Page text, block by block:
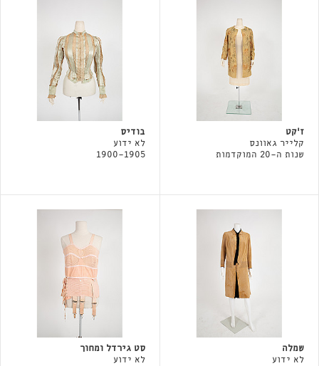
ז'קט
קלייר גאוונס
שנות ה-20 המוקדמות
בודיס
לא ידוע
1900-1905
שמלה
לא ידוע
סט גירדל ומחוך
לא ידוע